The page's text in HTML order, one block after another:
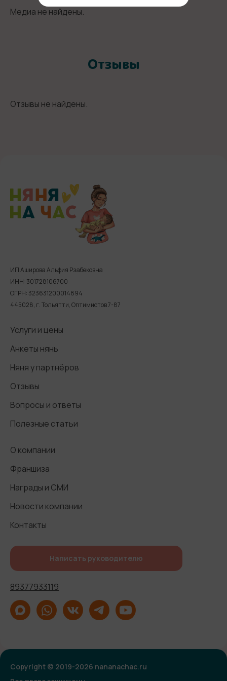
Медиа не найдены.
Отзывы
Отзывы не найдены.
ИП Аширова Альфия Рзабековна
ИНН: 301728106700
ОГРН: 323631200014894
445028, г. Тольятти, Оптимистов 7-87
Услуги и цены
Анкеты нянь
Няня у партнёров
Отзывы
Вопросы и ответы
Полезные статьи
О компании
Франшиза
Награды и СМИ
Новости компании
Контакты
Написать руководителю
89377933119
Copyright © 2019-2026 nananachac.ru